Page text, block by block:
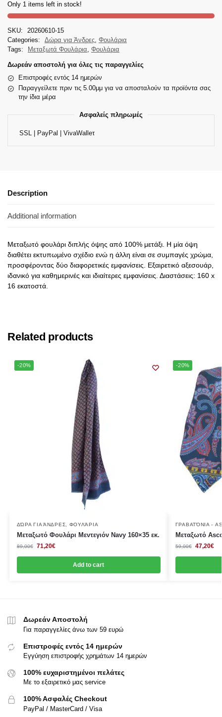
Only 1 items left in stock!
SKU:
20260610-15
Categories:
Δώρα για Άνδρες, Φουλάρια
Tags:
Μεταξωτά Φουλάρια, Φουλάρια
Δωρεάν αποστολή για όλες τις παραγγελίες
Επιστροφές εντός 14 ημερών
Παραγγείλετε πριν τις 5.00μμ για να αποσταλούν τα προϊόντα σας
την ίδια μέρα
Ασφαλείς πληρωμές
SSL | PayPal | VivaWalleτ
Description
Additional information
Μεταξωτό φουλάρι διπλής όψης από 100% μετάξι. Η μία όψη
διαθέτει εκτυπωμένο σχέδιο ενώ η άλλη είναι σε συμπαγές χρώμα,
προσφέροντας δύο διαφορετικές εμφανίσεις. Εξαιρετικό αξεσουάρ,
ιδανικό για καθημερινές και ιδιαίτερες εμφανίσεις. Διαστάσεις: 160 x
16 εκατοστά.
Related products
-20%
ΔΏΡΑ ΓΙΑ ΆΝΔΡΕΣ, ΦΟΥΛΆΡΙΑ
Μεταξωτό Φουλάρι Μεντεγιόν Navy 160×35 εκ.
89,00€ 71,20€
Add to cart
-20%
ΓΡΑΒΑΤΌΝΙΑ -
Μεταξωτό
59,00€ 47,20€
Δωρεάν Αποστολή
Για παραγγελίες άνω των 59 ευρώ
Επιστροφές εντός 14 ημερών
Εγγύηση επιστροφής χρημάτων 14 ημερών
100% ευχαριστημένοι πελάτες
Με το εξαιρετικό μας service
100% Ασφαλές Checkout
PayPal / MasterCard / Visa